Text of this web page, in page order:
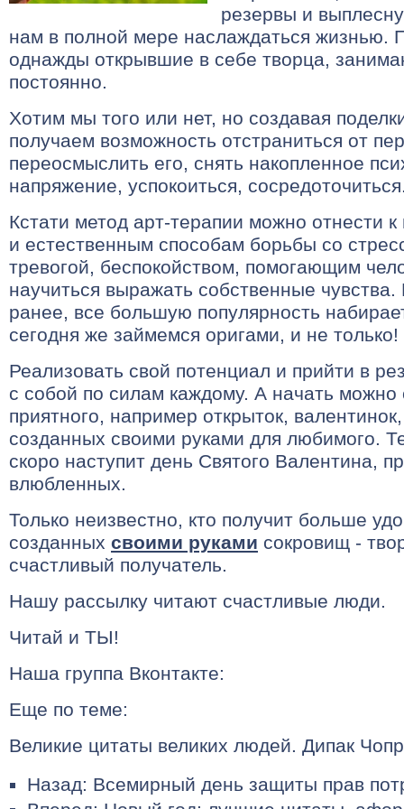
резервы и
нам в полной мере наслаждаться жизнью.
однажды открывшие в себе творца,
постоянно.
Хотим мы того или нет, но создавая
получаем возможность отстраниться от
переосмыслить его, снять накопленное
напряжение, успокоиться,
Кстати метод арт-терапии можно отнести
и естественным способам борьбы со
тревогой, беспокойством, помогающим
научиться выражать собственные
ранее, все большую популярность
сегодня же займемся оригами, и не только!
Реализовать свой потенциал и прийти в
с собой по силам каждому. А начать можно
приятного, например открыток,
созданных своими руками для любимого.
скоро наступит день Святого Валентина,
влюбленных.
Только неизвестно, кто получит больше
созданных своими руками сокровищ -
счастливый получатель.
Нашу рассылку читают счастливые люди.
Читай и ТЫ!
Наша группа Вконтакте:
Еще по теме:
Великие цитаты великих людей. Дипак
Назад: Всемирный день защиты прав